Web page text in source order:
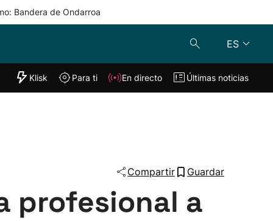
Bandera de Ondarroa
ES
"Helmuga"
Klisk En directo
Klisk Para ti En directo Últimas noticias
Compartir Guardar
profesional a